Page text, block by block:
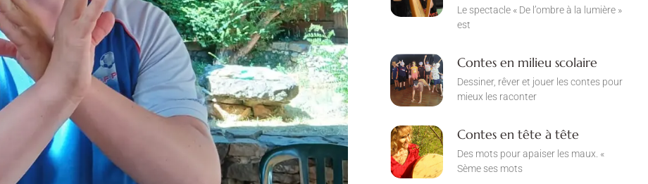
Le spectacle « De l’ombre à la lumière »
est
Contes en milieu scolaire
Dessiner, rêver et jouer les contes pour
mieux les raconter
Contes en tête à tête
Des mots pour apaiser les maux. «
Sème ses mots